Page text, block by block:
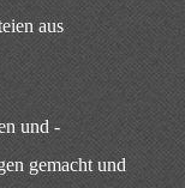
aus
und -
gemacht und